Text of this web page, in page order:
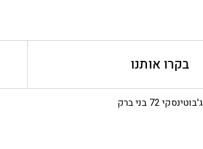
בקרו אותנו
ג'בוטינסקי 72 בני ברק